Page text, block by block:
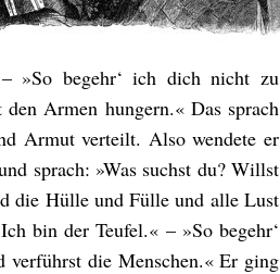
»So begehr‘ ich dich nicht zu
Armen hungern.« Das sprach
Armut verteilt. Also wendete er
sprach: »Was suchst du? Willst
die Hülle und Fülle und alle Lust
bin der Teufel.« – »So begehr‘
verführst die Menschen.« Er ging